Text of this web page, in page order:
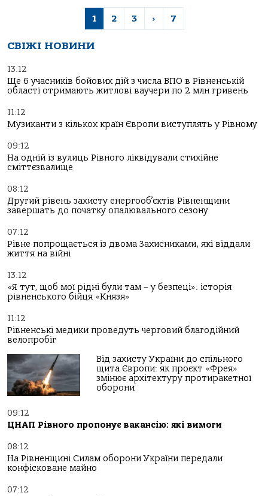
1 2 3 › 7
СВІЖІ НОВИНИ
13:12
Ще 6 учасників бойових дій з числа ВПО в Рівненській
області отримають житлові ваучери по 2 млн гривень
11:12
Музиканти з кількох країн Європи виступлять у Рівному
09:12
На одній із вулиць Рівного ліквідували стихійне
сміттєзвалище
08:12
Другий рівень захисту енергооб’єктів Рівненщини
завершать до початку опалювального сезону
07:12
Рівне попрощається із двома Захисниками, які віддали
життя на війні
13:12
«Я тут, щоб мої рідні були там – у безпеці»: історія
рівненського бійця «Князя»
11:12
Рівненські медики проведуть черговий благодійний
велопробіг
Від захисту України до спільного
щита Європи: як проєкт «Фрея»
змінює архітектуру протиракетної
оборони
09:12
ЦНАП Рівного пропонує вакансію: які вимоги
08:12
На Рівненщині Силам оборони України передали
конфісковане майно
07:12